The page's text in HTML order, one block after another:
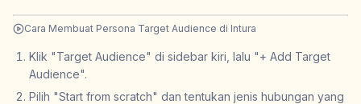
Cara Membuat Persona Target Audience di Intura
Klik "Target Audience" di sidebar kiri, lalu "+ Add Target
Audience".
Pilih "Start from scratch" dan tentukan jenis hubungan yang